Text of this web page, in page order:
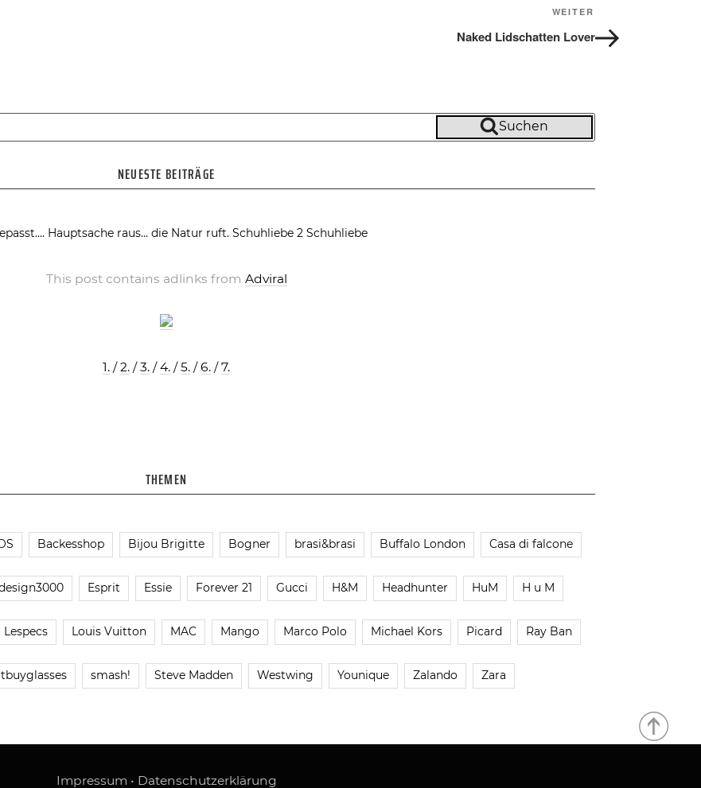
Beitrag
WEITER
Naked Lidschatten Lover
Suchen
NEUESTE BEITRÄGE
Hauptsache raus… die Natur ruft. Schuhliebe 2 Schuhliebe
This post contains adlinks from Adviral
1. /2. /3. /4. /5. /6. /7.
THEMEN
Backesshop Bijou Brigitte Bogner brasi&brasi Buffalo London Casa di falcone
Esprit Essie Forever 21 Gucci H&M Headhunter HuM H u M
Lespecs Louis Vuitton MAC Mango Marco Polo Michael Kors Picard Ray Ban
smash! Steve Madden Westwing Younique Zalando Zara
Impressum • Datenschutzerklärung